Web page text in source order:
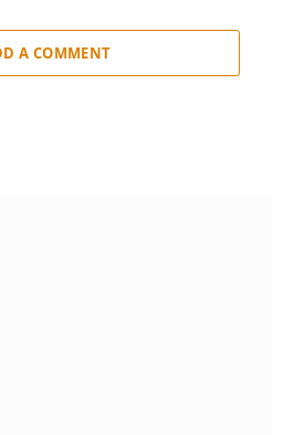
A COMMENT